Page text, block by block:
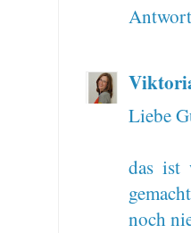
Liebe
das ist
noch